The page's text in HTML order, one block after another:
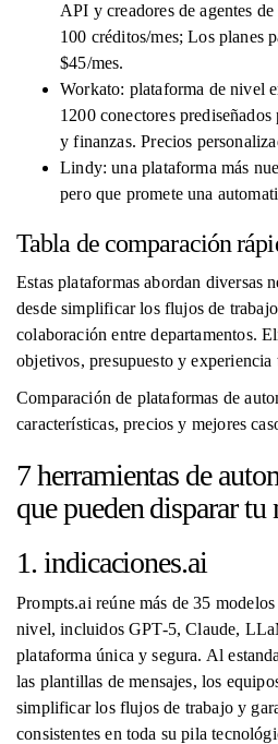
API y creadores de agentes
100 créditos/mes; Los planes
$45/mes.
Workato: plataforma de nivel
1200 conectores
y finanzas. Precios
Lindy: una plataforma más
pero que promete una
Tabla de comparación
Estas plataformas abordan diversas
desde simplificar los flujos de
colaboración entre departamentos.
objetivos, presupuesto y experiencia
Comparación de plataformas de
características, precios y mejores
7 herramientas de
que pueden disparar tu
1. indicaciones.ai
Prompts.ai reúne más de 35
nivel, incluidos GPT-5, Claude,
plataforma única y segura. Al
las plantillas de mensajes, los
simplificar los flujos de trabajo y
consistentes en toda su pila